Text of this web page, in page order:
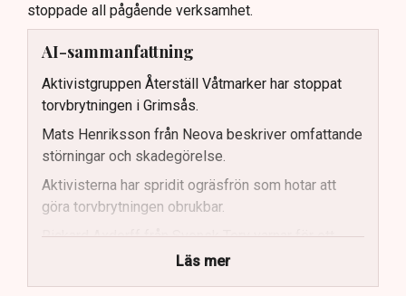
stoppade all pågående verksamhet.
AI-sammanfattning
Aktivistgruppen Återställ Våtmarker har stoppat
torvbrytningen i Grimsås.
Mats Henriksson från Neova beskriver omfattande
störningar och skadegörelse.
Aktivisterna har spridit ogräsfrön som hotar att
göra torvbrytningen obrukbar.
Rickard Axdorff från Svensk Torv varnar för ett
stort ekonomiskt sabotage.
Dialogpolisen på plats står maktlös inför
Läs mer